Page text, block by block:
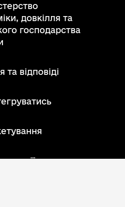
довкілля та
господарства
та відповіді